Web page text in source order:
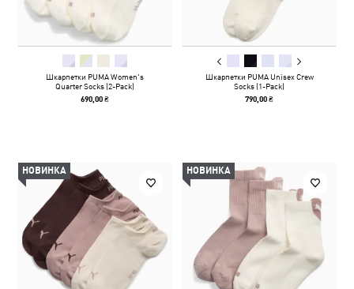
Шкарпетки PUMA Women's
Quarter Socks (2-Pack)
690,00 ₴
Шкарпетки PUMA Unisex Crew
Socks (1-Pack)
790,00 ₴
НОВИНКА НОВИНКА